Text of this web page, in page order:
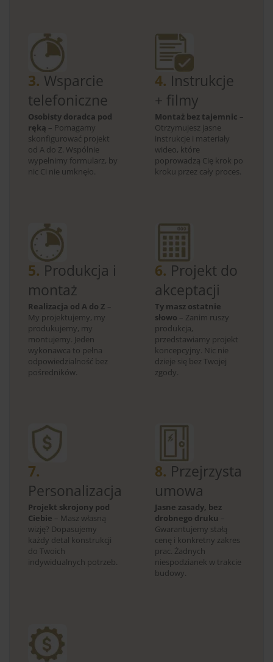
3. Wsparcie
telefoniczne
Osobisty doradca pod
ręką – Pomagamy
skonfigurować projekt
od A do Z. Wspólnie
wypełnimy formularz, by
nic Ci nie umknęło.
4. Instrukcje
+ filmy
Montaż bez tajemnic –
Otrzymujesz jasne
instrukcje i materiały
wideo, które
poprowadzą Cię krok po
kroku przez cały proces.
5. Produkcja i
montaż
Realizacja od A do Z –
My projektujemy, my
produkujemy, my
montujemy. Jeden
wykonawca to pełna
odpowiedzialność bez
pośredników.
6. Projekt do
akceptacji
Ty masz ostatnie
słowo – Zanim ruszy
produkcja,
przedstawiamy projekt
koncepcyjny. Nic nie
dzieje się bez Twojej
zgody.
7.
Personalizacja
Projekt skrojony pod
Ciebie – Masz własną
wizję? Dopasujemy
każdy detal konstrukcji
do Twoich
indywidualnych potrzeb.
8. Przejrzysta
umowa
Jasne zasady, bez
drobnego druku –
Gwarantujemy stałą
cenę i konkretny zakres
prac. Żadnych
niespodzianek w trakcie
budowy.